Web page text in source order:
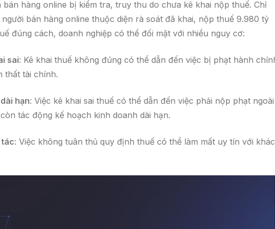
hàng online bị kiểm tra, truy thu do chưa kê khai nộp thuế. Chỉ
bán hàng online thuộc diện rà soát đã khai, nộp thuế 9.980 tỷ
đúng cách, doanh nghiệp có thể đối mặt với nhiều nguy cơ:
sai: Kê khai thuế không đúng có thể dẫn đến việc bị phạt hành
thất tài chính.
hạn: Việc kê khai sai thuế có thể dẫn đến việc phải nộp phạt ngoài
tác động kế hoạch kinh doanh dài hạn.
tác: Việc không tuân thủ quy định thuế có thể làm mất uy tín với